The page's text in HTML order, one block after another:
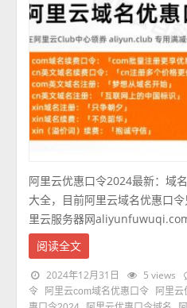
阿里云优惠口令2024最新：域
大全，目前阿里云域名优惠口
里云服务器网
阅读全文
2024年12月31日 5 views
令
阿里云com域名优惠口令 阿里云